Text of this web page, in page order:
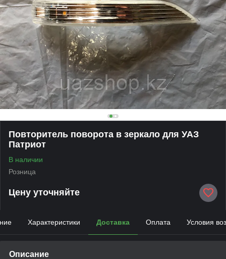
Повторитель поворота в зеркало для УАЗ
Патриот
В наличии
Розница
Цену уточняйте
Характеристики Доставка Оплата Условия
Описание